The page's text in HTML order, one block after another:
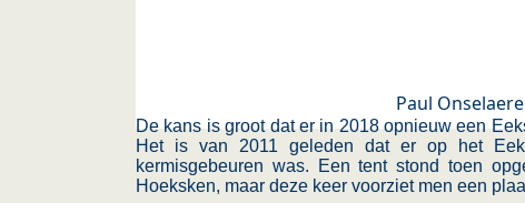
Paul Onselaere
De kans is groot dat er in 2018 opnieuw een
Het is van 2011 geleden dat er op het
kermisgebeuren was. Een tent stond toen
Hoeksken, maar deze keer voorziet men een